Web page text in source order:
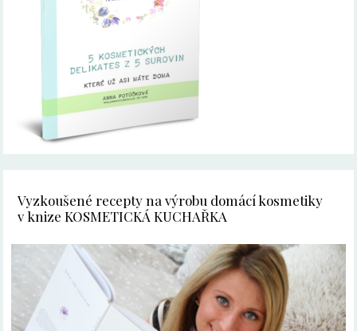
Vyzkoušené recepty na výrobu domácí kosmetiky
v knize KOSMETICKÁ KUCHAŘKA